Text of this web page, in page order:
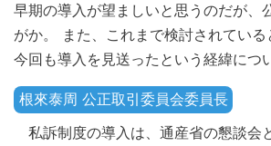
早期の導入が望ましいと思うのだが、
がか。 また、これまで検討されている
今回も導入を見送ったという経緯につ
根來泰周 公正取引委員会委員長
私訴制度の導入は、通産省の懇談会